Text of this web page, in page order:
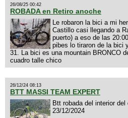
26/08/25 00:42
ROBADA en Retiro anoche
Le robaron la bici a mi
Castillo casi llegando a
puerto) a eso de las
pibes lo tiraron de la bici
31. La bici es una mountain BRONCO
cuadro talle chico
26/12/24 08:13
BTT MASSI TEAM EXPERT
Btt robada del interior
23/12/2024